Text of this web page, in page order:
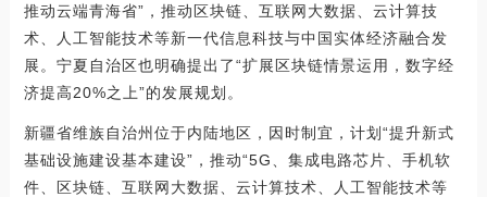
推动云端青海省”，推动区块链、互联网大数据、云计算技
术、人工智能技术等新一代信息科技与中国实体经济融合发
展。宁夏自治区也明确提出了“扩展区块链情景运用，数字经
济提高20%之上”的发展规划。
新疆省维族自治州位于内陆地区，因时制宜，计划“提升新式
基础设施建设基本建设”，推动“5G、集成电路芯片、手机软
件、区块链、互联网大数据、云计算技术、人工智能技术等